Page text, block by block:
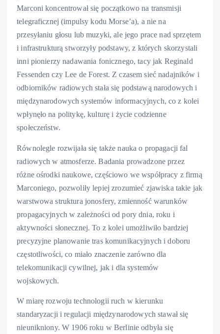
Marconi koncentrował się początkowo na transmisji
telegraficznej (impulsy kodu Morse’a), a nie na
przesyłaniu głosu lub muzyki, ale jego prace nad sprzętem
i infrastrukturą stworzyły podstawy, z których skorzystali
inni pionierzy nadawania fonicznego, tacy jak Reginald
Fessenden czy Lee de Forest. Z czasem sieć nadajników i
odbiorników radiowych stała się podstawą narodowych i
międzynarodowych systemów informacyjnych, co z kolei
wpłynęło na politykę, kulturę i życie codzienne
społeczeństw.
Równolegle rozwijała się także nauka o propagacji fal
radiowych w atmosferze. Badania prowadzone przez
różne ośrodki naukowe, częściowo we współpracy z firmą
Marconiego, pozwoliły lepiej zrozumieć zjawiska takie jak
warstwowa struktura jonosfery, zmienność warunków
propagacyjnych w zależności od pory dnia, roku i
aktywności słonecznej. To z kolei umożliwiło bardziej
precyzyjne planowanie tras komunikacyjnych i doboru
częstotliwości, co miało znaczenie zarówno dla
telekomunikacji cywilnej, jak i dla systemów
wojskowych.
W miarę rozwoju technologii ruch w kierunku
standaryzacji i regulacji międzynarodowych stawał się
nieunikniony. W 1906 roku w Berlinie odbyła się